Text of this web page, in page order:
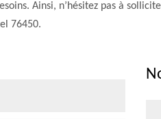
Ainsi, n’hésitez pas à
76450.